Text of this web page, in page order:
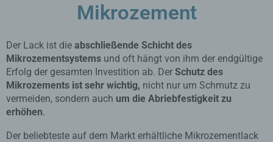
Mikrozement
Der Lack ist die abschließende Schicht des
Mikrozementsystems und oft hängt von ihm der endgültige
Erfolg der gesamten Investition ab. Der Schutz des
Mikrozements ist sehr wichtig, nicht nur um Schmutz zu
vermeiden, sondern auch um die Abriebfestigkeit zu
erhöhen.
Der beliebteste auf dem Markt erhältliche Mikrozementlack